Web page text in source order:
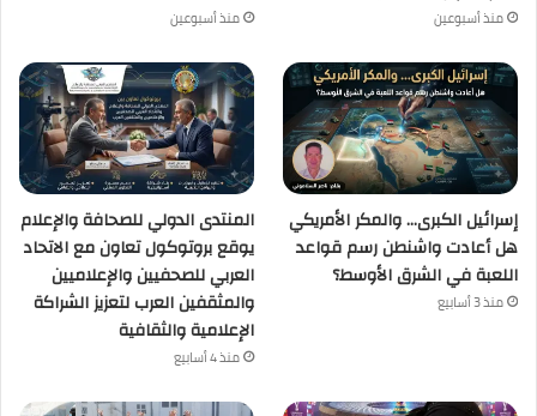
منذ أسبوعين منذ أسبوعين
إسرائيل الكبرى… والمكر الأمريكي
هل أعادت واشنطن رسم قواعد
اللعبة في الشرق الأوسط؟
منذ 3 أسابيع
المنتدى الدولي للصحافة والإعلام
يوقع بروتوكول تعاون مع الاتحاد
العربي للصحفيين والإعلاميين
والمثقفين العرب لتعزيز الشراكة
الإعلامية والثقافية
منذ 4 أسابيع